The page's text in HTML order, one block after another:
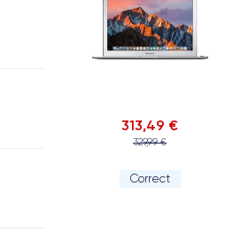
313,49 €
329,99 €
Correct